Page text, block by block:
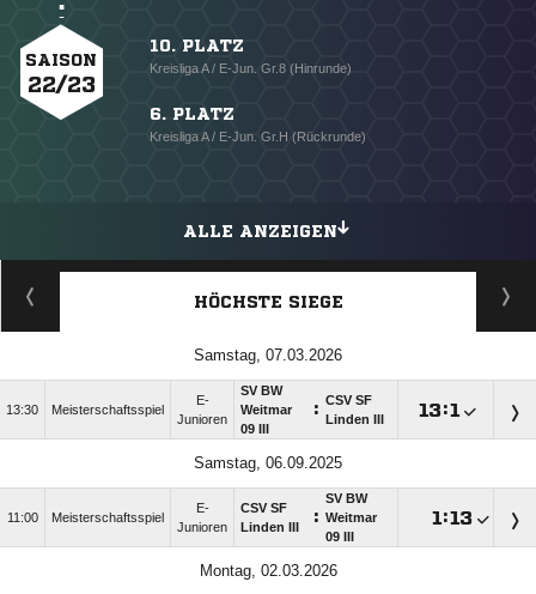
SAISON
22/23
10. PLATZ
Kreisliga A / E-Jun. Gr.8 (Hinrunde)
6. PLATZ
Kreisliga A / E-Jun. Gr.H (Rückrunde)
ALLE ANZEIGEN
HÖCHSTE SIEGE
Samstag, 07.03.2026
13:30 Meisterschaftsspiel
E-
Junioren
SV BW
Weitmar
09 III
: CSV SF
Linden III
:
Samstag, 06.09.2025
11:00 Meisterschaftsspiel
E-
Junioren
CSV SF
Linden III
:
SV BW
Weitmar
09 III
:
Montag, 02.03.2026